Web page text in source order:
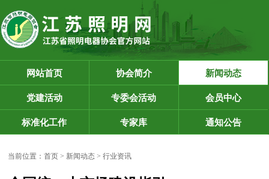
网站首页 协会简介 新闻动态
党建活动 专委会活动 会员中心
标准化工作 专家库 通知公告
当前位置：首页 > 新闻动态 >行业资讯